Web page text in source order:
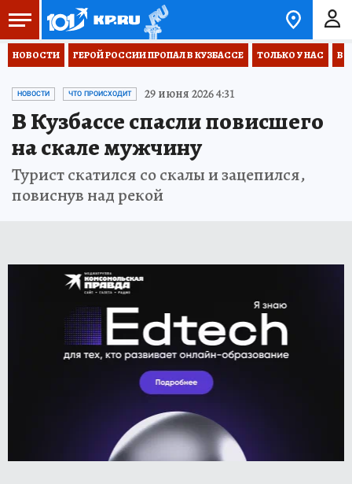
НОВОСТИ ГЕРОЙ РОССИИ ПРОПАЛ В КУЗБАССЕ ТОЛЬКО У НАС
НОВОСТИ ЧТО ПРОИСХОДИТ 29 июня 2026 4:31
В Кузбассе спасли повисшего
на скале мужчину
Турист скатился со скалы и зацепился,
повиснув над рекой